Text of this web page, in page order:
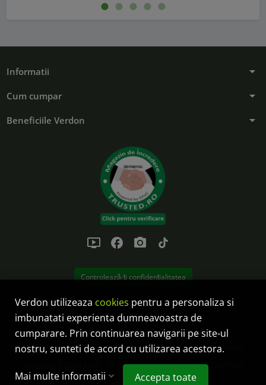
Informatii arrow_drop_down
Cum cumpar arrow_drop_down
Beneficiile Verdon arrow_drop_down
ondemand_video facebook photo_camera tiktok
Controlează-ți confidențialitatea
Anulare comanda
SC Verdon Solution SRL este operator de date cu caracter personal:
Copyright © 2014-2026 - SC Verdon Solution SRL CUI: RO32678550
Reg.Com.: J32/38/2014
Verdon utilizeaza cookies pentru a personaliza si
imbunatati experienta dumneavoastra de
cumparare. Prin continuarea navigarii pe site-ul
nostru, sunteti de acord cu utilizarea acestora.
Mai multe informatii Accepta toate